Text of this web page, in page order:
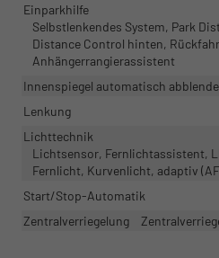
Einparkhilfe
Selbstlenkendes System, Park
Distance Control hinten,
Anhängerrangierassistent
Innenspiegel automatisch
Lenkung
Lichttechnik
Lichtsensor, Fernlichtassistent,
Fernlicht, Kurvenlicht, adaptiv
Start/Stop-Automatik
Zentralverriegelung